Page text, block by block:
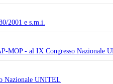
2001 e s.m.i.
MOP - al IX Congresso Nazionale
Nazionale UNITEL